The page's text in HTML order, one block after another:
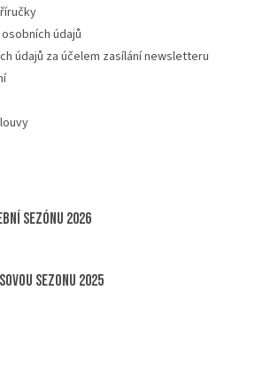
údajů
údajů za účelem zasílání newsletteru
sezónu 2026
sezonu 2025